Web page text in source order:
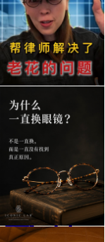
帮律
师解
决了